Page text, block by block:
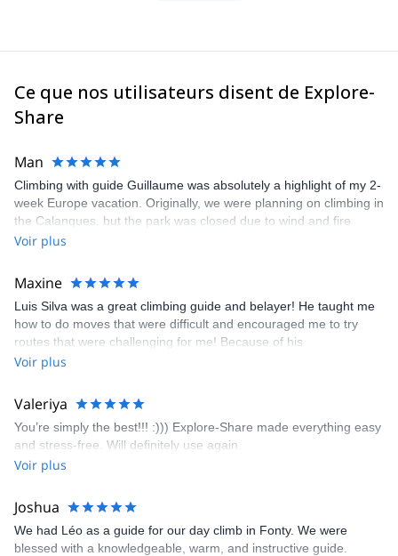
Ce que nos utilisateurs disent de Explore-
Share
Man
Climbing with guide Guillaume was absolutely a highlight of my 2-
week Europe vacation. Originally, we were planning on climbing in
the Calanques, but the park was closed due to wind and fire
danger. Guillaume chose another amazing location (Pic de
kindly offered train station pick-up and hotel drop off, which I
appreciated very much. The multi-pitch route we did was not only
fun but also the right amount of challenge, which I thoroughly
enjoyed. The communication from the team (Gauthier) was
prompt and clear—highly recommend!
Voir plus
Maxine
Luis Silva was a great climbing guide and belayer! He taught me
how to do moves that were difficult and encouraged me to try
routes that were challenging for me! Because of his
encouragement, I managed to complete these routes! I really
area. The weather was perfect, no direct sun and cool enough to
enjoy the climbs. Explore-Share made booking an outdoor
climbing experience in Lisbon extremely easy. Luis, our guide,
was fantastic, and the platform’s organization was flawless.
Voir plus
Valeriya
You’re simply the best!!! :))) Explore-Share made everything easy
and stress-free. Will definitely use again.
Voir plus
Joshua
We had Léo as a guide for our day climb in Fonty. We were
blessed with a knowledgeable, warm, and instructive guide.